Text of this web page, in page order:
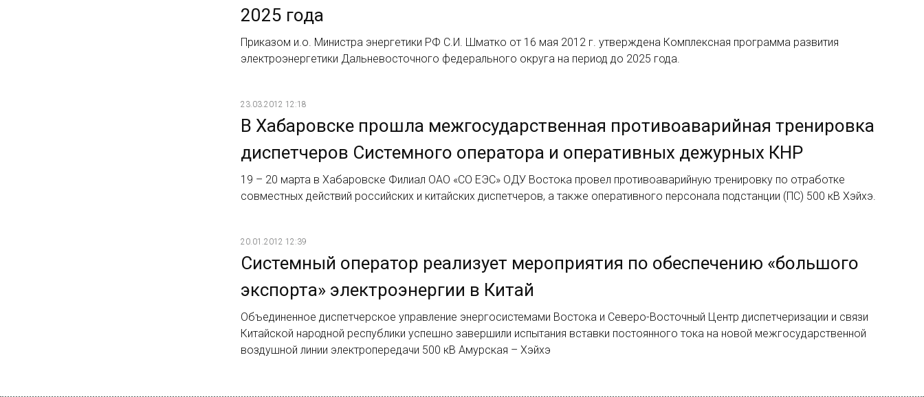
2025 года
Приказом и.о. Министра энергетики РФ С.И. Шматко от 16 мая 2012 г. утверждена Комплексная программа развития
электроэнергетики Дальневосточного федерального округа на период до 2025 года.
23.03.2012 12:18
В Хабаровске прошла межгосударственная противоаварийная тренировка
диспетчеров Системного оператора и оперативных дежурных КНР
19 – 20 марта в Хабаровске Филиал ОАО «СО ЕЭС» ОДУ Востока провел противоаварийную тренировку по отработке
совместных действий российских и китайских диспетчеров, а также оперативного персонала подстанции (ПС) 500 кВ Хэйхэ.
20.01.2012 12:39
Системный оператор реализует мероприятия по обеспечению «большого
экспорта» электроэнергии в Китай
Объединенное диспетчерское управление энергосистемами Востока и Северо-Восточный Центр диспетчеризации и связи
Китайской народной республики успешно завершили испытания вставки постоянного тока на новой межгосударственной
воздушной линии электропередачи 500 кВ Амурская – Хэйхэ